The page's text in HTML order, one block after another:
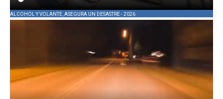
ALCOHOL Y VOLANTE, ASEGURA UN DESASTRE - 2026